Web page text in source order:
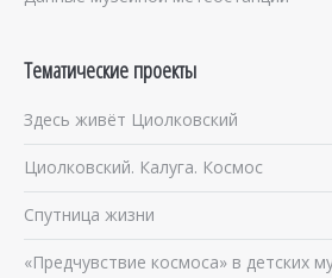
Тематические проекты
Здесь живёт Циолковский
Циолковский. Калуга. Космос
Спутница жизни
«Предчувствие космоса» в детских